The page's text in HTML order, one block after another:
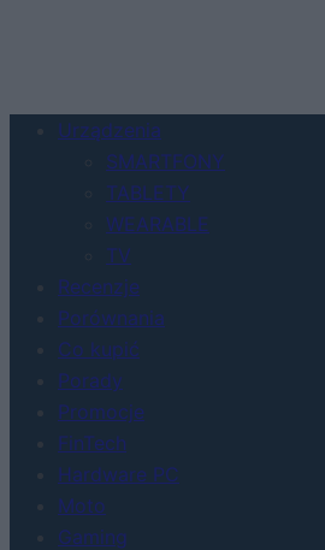
Urządzenia
SMARTFONY
TABLETY
WEARABLE
TV
Recenzje
Porównania
Co kupić
Porady
Promocje
FinTech
Hardware PC
Moto
Gaming